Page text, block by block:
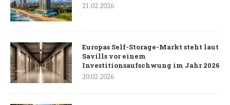
21.02.2026
Europas Self-Storage-Markt steht laut
Savills vor einem
Investitionsaufschwung im Jahr 2026
20.02.2026